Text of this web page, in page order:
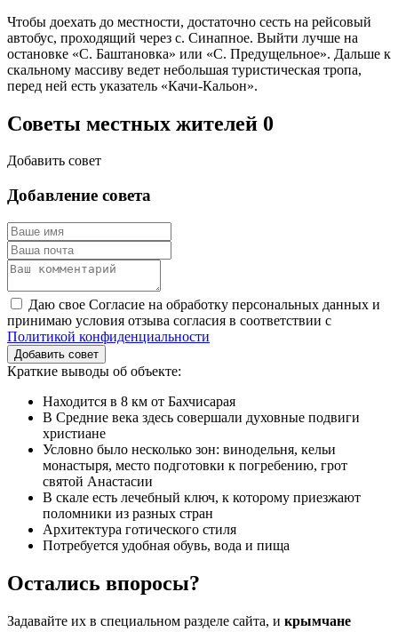
Чтобы доехать до местности, достаточно сесть на рейсовый
автобус, проходящий через с. Синапное. Выйти лучше на
остановке «С. Баштановка» или «С. Предущельное». Дальше к
скальному массиву ведет небольшая туристическая тропа,
перед ней есть указатель «Качи-Кальон».
Советы местных жителей 0
Добавить совет
Добавление совета
Даю свое Согласие на обработку персональных данных и
принимаю условия отзыва согласия в соответствии с
Политикой конфиденциальности
Добавить совет
Краткие выводы об объекте:
Находится в 8 км от Бахчисарая
В Средние века здесь совершали духовные подвиги
христиане
Условно было несколько зон: винодельня, кельи
монастыря, место подготовки к погребению, грот
святой Анастасии
В скале есть лечебный ключ, к которому приезжают
поломники из разных стран
Архитектура готического стиля
Потребуется удобная обувь, вода и пища
Остались впоросы?
Задавайте их в специальном разделе сайта, и крымчане